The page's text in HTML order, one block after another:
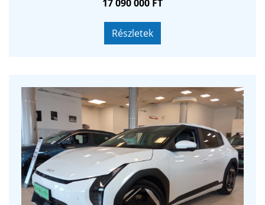
ajánlatából választhat!17 090 000 FT
Részletek